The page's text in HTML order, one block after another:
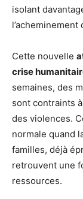
isolant
l’acheminement
Cette nouvelle
crise
semaines, des
sont contraints
des violences.
normale quand
familles, déjà
retrouvent une
ressources.